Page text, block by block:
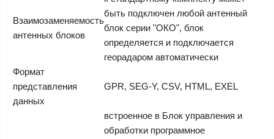
Взаимозаменяемость
антенных блоков
быть подключен любой антенный
блок серии "ОКО", блок
определяется и подключается
георадаром автоматически
Формат
представления
данных
GPR, SEG-Y, CSV, HTML, EXEL
встроенное в Блок управления и
обработки программное